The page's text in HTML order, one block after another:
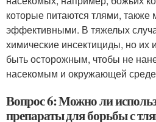
которые питаются тлями, также
эффективными. В тяжелых
химические инсектициды, но их
быть осторожным, чтобы не
насекомым и окружающей
Вопрос 6: Можно ли
препараты для борьбы с